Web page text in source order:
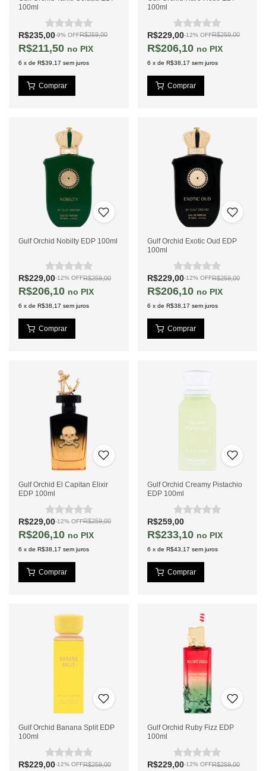
100ml
R$235,00-9% OFFR$259,00
R$211,50 PIX
6 x de R$39,17 sem juros
100ml
R$229,00-12% OFFR$259,00
R$206,10 PIX
6 x de R$38,17 sem juros
Gulf Orchid Nobilty EDP 100ml
R$229,00-12% OFFR$259,00
R$206,10 PIX
6 x de R$38,17 sem juros
Gulf Orchid Exotic Oud EDP
100ml
R$229,00-12% OFFR$259,00
R$206,10 PIX
6 x de R$38,17 sem juros
Gulf Orchid El Capitan Elixir
EDP 100ml
R$229,00-12% OFFR$259,00
R$206,10 PIX
6 x de R$38,17 sem juros
Gulf Orchid Creamy Pistachio
EDP 100ml
R$259,00
R$233,10 PIX
6 x de R$43,17 sem juros
Gulf Orchid Banana Split EDP
100ml
R$229,00-12% OFFR$259,00
Gulf Orchid Ruby Fizz EDP
100ml
R$229,00-12% OFFR$259,00